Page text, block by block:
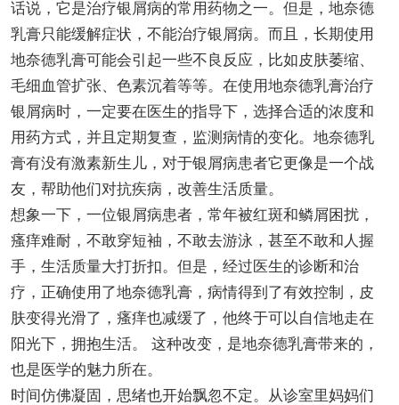
话说，它是治疗银屑病的常用药物之一。但是，地奈德
乳膏只能缓解症状，不能治疗银屑病。而且，长期使用
地奈德乳膏可能会引起一些不良反应，比如皮肤萎缩、
毛细血管扩张、色素沉着等等。在使用地奈德乳膏治疗
银屑病时，一定要在医生的指导下，选择合适的浓度和
用药方式，并且定期复查，监测病情的变化。地奈德乳
膏有没有激素新生儿，对于银屑病患者它更像是一个战
友，帮助他们对抗疾病，改善生活质量。
想象一下，一位银屑病患者，常年被红斑和鳞屑困扰，
瘙痒难耐，不敢穿短袖，不敢去游泳，甚至不敢和人握
手，生活质量大打折扣。但是，经过医生的诊断和治
疗，正确使用了地奈德乳膏，病情得到了有效控制，皮
肤变得光滑了，瘙痒也减缓了，他终于可以自信地走在
阳光下，拥抱生活。 这种改变，是地奈德乳膏带来的，
也是医学的魅力所在。
时间仿佛凝固，思绪也开始飘忽不定。从诊室里妈妈们